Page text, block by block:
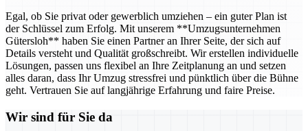
Egal, ob Sie privat oder gewerblich umziehen – ein guter Plan ist
der Schlüssel zum Erfolg. Mit unserem **Umzugsunternehmen
Gütersloh** haben Sie einen Partner an Ihrer Seite, der sich auf
Details versteht und Qualität großschreibt. Wir erstellen individuelle
Lösungen, passen uns flexibel an Ihre Zeitplanung an und setzen
alles daran, dass Ihr Umzug stressfrei und pünktlich über die Bühne
geht. Vertrauen Sie auf langjährige Erfahrung und faire Preise.
Wir sind für Sie da